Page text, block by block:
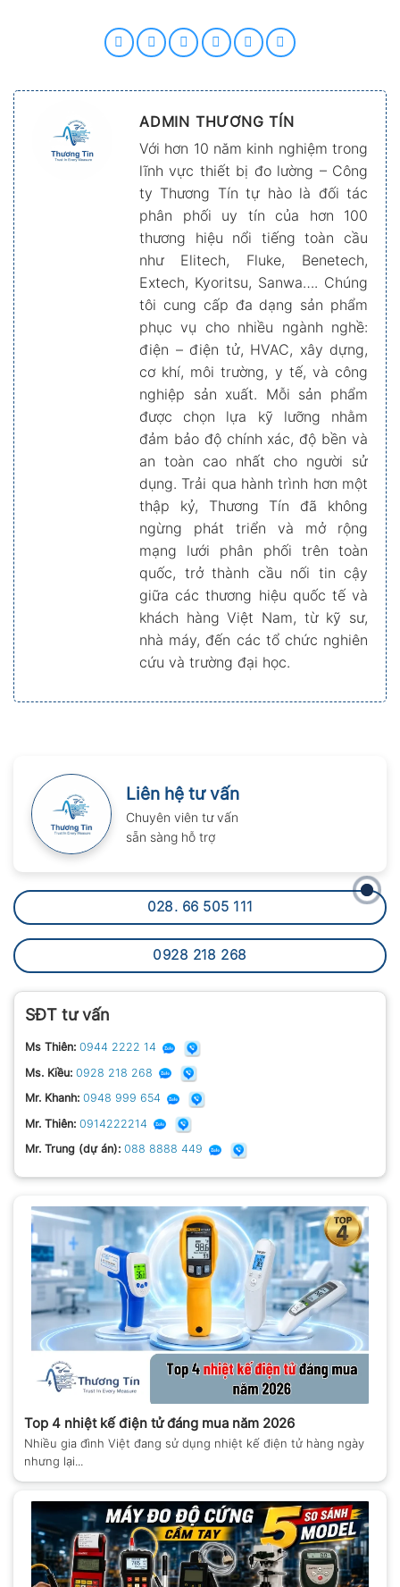
ADMIN THƯƠNG TÍN
Với hơn 10 năm kinh nghiệm trong
lĩnh vực thiết bị đo lường – Công
ty Thương Tín tự hào là đối tác
phân phối uy tín của hơn 100
thương hiệu nổi tiếng toàn cầu
như Elitech, Fluke, Benetech,
Extech, Kyoritsu, Sanwa…. Chúng
tôi cung cấp đa dạng sản phẩm
phục vụ cho nhiều ngành nghề:
điện – điện tử, HVAC, xây dựng,
cơ khí, môi trường, y tế, và công
nghiệp sản xuất. Mỗi sản phẩm
được chọn lựa kỹ lưỡng nhằm
đảm bảo độ chính xác, độ bền và
an toàn cao nhất cho người sử
dụng. Trải qua hành trình hơn một
thập kỷ, Thương Tín đã không
ngừng phát triển và mở rộng
mạng lưới phân phối trên toàn
quốc, trở thành cầu nối tin cậy
giữa các thương hiệu quốc tế và
khách hàng Việt Nam, từ kỹ sư,
nhà máy, đến các tổ chức nghiên
cứu và trường đại học.
Liên hệ tư vấn
Chuyên viên tư vấn
sẵn sàng hỗ trợ
028. 66 505 111
0928 218 268
SĐT tư vấn
Ms Thiên: 0944 2222 14
Ms. Kiều: 0928 218 268
Mr. Khanh: 0948 999 654
Mr. Thiên: 0914222214
Mr. Trung (dự án): 088 8888 449
Top 4 nhiệt kế điện tử đáng mua năm 2026
Nhiều gia đình Việt đang sử dụng nhiệt kế điện tử hàng ngày
nhưng lại...